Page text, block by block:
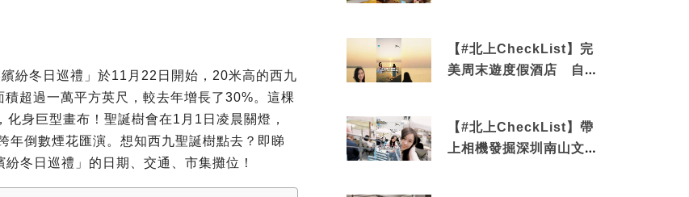
紛冬日巡禮」於11月22日開始，20米高的西九
超過一萬平方英尺，較去年增長了30%。這棵
身巨型畫布！聖誕樹會在1月1日凌晨關燈，
年倒數煙花匯演。想知西九聖誕樹點去？即睇
冬日巡禮」的日期、交通、市集攤位！
【#北上CheckList】完
美周末遊度假酒店 自帶
【#北上CheckList】帶
上相機發掘深圳南山文藝